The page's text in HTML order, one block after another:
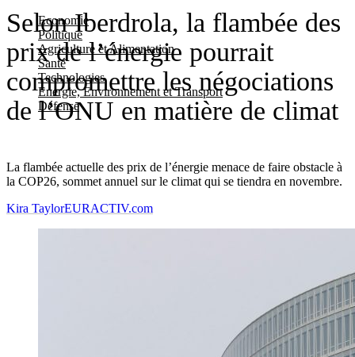
Economie
Politique
Agriculture et Alimentation
Santé
Technologies
Energie, Environnement et Transport
Défense
Selon Iberdrola, la flambée des
prix de l’énergie pourrait
compromettre les négociations
de l’ONU en matière de climat
La flambée actuelle des prix de l’énergie menace de faire obstacle à
la COP26, sommet annuel sur le climat qui se tiendra en novembre.
Kira TaylorEURACTIV.com